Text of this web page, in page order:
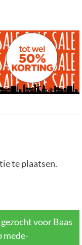
te plaatsen.
voor Baas
mede-